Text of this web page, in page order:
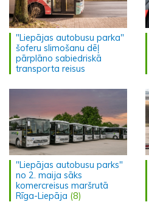
"Liepājas autobusu parka"
šoferu slimošanu dēļ
pārplāno sabiedriskā
transporta reisus
"Liepājas autobusu parks"
no 2. maija sāks
komercreisus maršrutā
Rīga-Liepāja (8)